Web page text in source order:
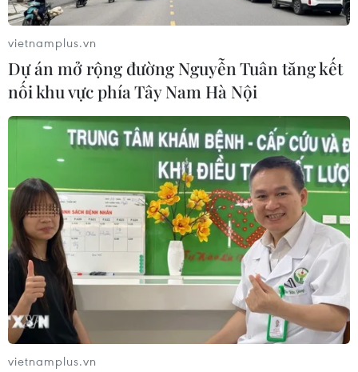
Cảnh báo thủ đoạn lừa đảo đưa lao
động thời vụ sang Hàn Quốc
24 năm tù cho 2 vợ chồng tổ
chức “bay lắc” tại Hà Nội
Khởi tố thêm 6 đối tượng vụ lập
khống hồ sơ bảo hiểm y tế ở Đắk Lắk
05/08/2026 14:55
vietnamplus.vn
Dự án mở rộng đường Nguyễn Tuân tăng kết
nối khu vực phía Tây Nam Hà Nội
vietnamplus.vn